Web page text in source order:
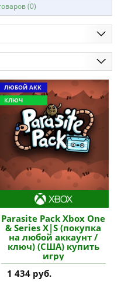
(0)
ЛЮБОЙ АКК
КЛЮЧ
Parasite Pack Xbox One
& Series X|S (покупка
на любой аккаунт /
ключ) (США) купить
игру
1 434 руб.